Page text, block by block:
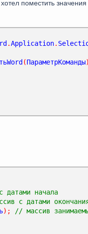
поместить
.Application.
(ПараметрКоманды
датами начала
с датами
);
// массив